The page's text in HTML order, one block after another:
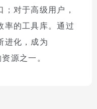
对于高级用户，
率的工具库。通过
进化，成为
源之一。